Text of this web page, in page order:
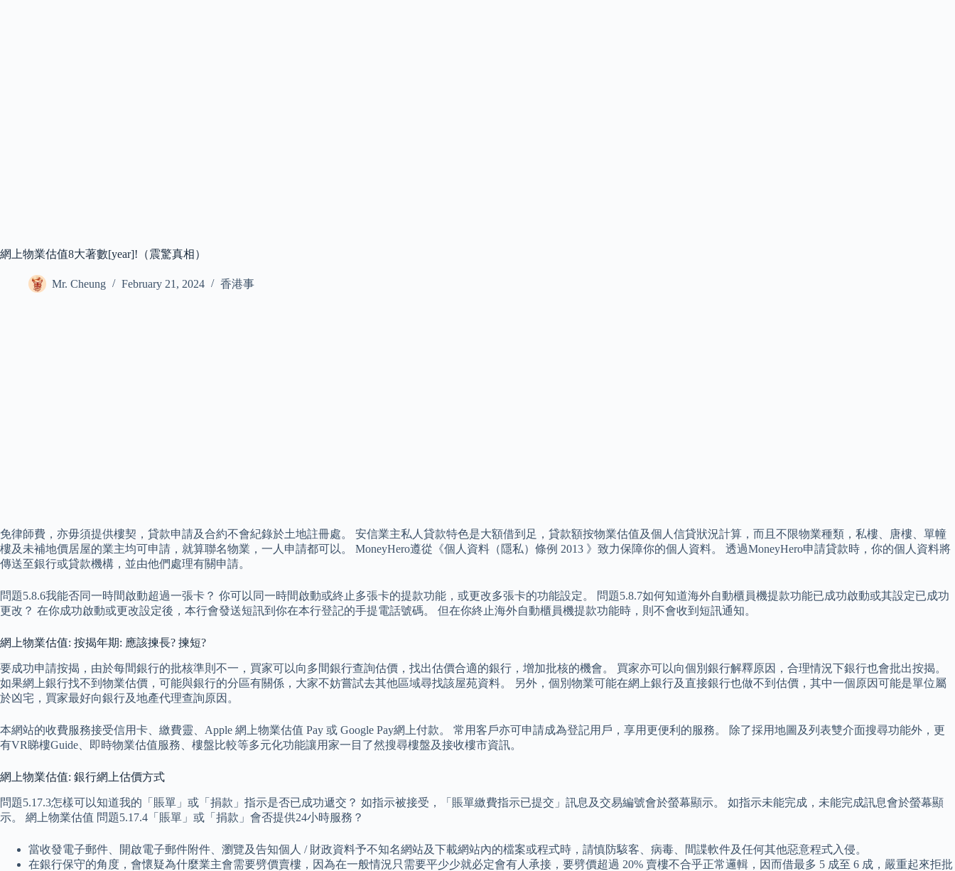
網上物業估值8大著數[year]!（震驚真相）
Mr. Cheung February 21, 2024 香港事
免律師費，亦毋須提供樓契，貸款申請及合約不會紀錄於土地註冊處。 安信業主私人貸款特色是大額借到足，貸款額按物業估值及個人信貸狀況計算，而且不限物業種類，私樓、唐樓、單幢
樓及未補地價居屋的業主均可申請，就算聯名物業，一人申請都可以。 MoneyHero遵從《個人資料（隱私）條例 2013 》致力保障你的個人資料。 透過MoneyHero申請貸款時，你的個人資料將
傳送至銀行或貸款機構，並由他們處理有關申請。
問題5.8.6我能否同一時間啟動超過一張卡？ 你可以同一時間啟動或終止多張卡的提款功能，或更改多張卡的功能設定。 問題5.8.7如何知道海外自動櫃員機提款功能已成功啟動或其設定已成功
更改？ 在你成功啟動或更改設定後，本行會發送短訊到你在本行登記的手提電話號碼。 但在你終止海外自動櫃員機提款功能時，則不會收到短訊通知。
網上物業估值: 按揭年期: 應該揀長? 揀短?
要成功申請按揭，由於每間銀行的批核準則不一，買家可以向多間銀行查詢估價，找出估價合適的銀行，增加批核的機會。 買家亦可以向個別銀行解釋原因，合理情況下銀行也會批出按揭。
如果網上銀行找不到物業估價，可能與銀行的分區有關係，大家不妨嘗試去其他區域尋找該屋苑資料。 另外，個別物業可能在網上銀行及直接銀行也做不到估價，其中一個原因可能是單位屬
於凶宅，買家最好向銀行及地產代理查詢原因。
本網站的收費服務接受信用卡、繳費靈、Apple 網上物業估值 Pay 或 Google Pay網上付款。 常用客戶亦可申請成為登記用戶，享用更便利的服務。 除了採用地圖及列表雙介面搜尋功能外，更
有VR睇樓Guide、即時物業估值服務、樓盤比較等多元化功能讓用家一目了然搜尋樓盤及接收樓市資訊。
網上物業估值: 銀行網上估價方式
問題5.17.3怎樣可以知道我的「賬單」或「捐款」指示是否已成功遞交？ 如指示被接受，「賬單繳費指示已提交」訊息及交易編號會於螢幕顯示。 如指示未能完成，未能完成訊息會於螢幕顯
示。 網上物業估值 問題5.17.4「賬單」或「捐款」會否提供24小時服務？
當收發電子郵件、開啟電子郵件附件、瀏覽及告知個人 / 財政資料予不知名網站及下載網站內的檔案或程式時，請慎防駭客、病毒、間諜軟件及任何其他惡意程式入侵。
在銀行保守的角度，會懷疑為什麼業主會需要劈價賣樓，因為在一般情況只需要平少少就必定會有人承接，要劈價超過 20% 賣樓不合乎正常邏輯，因而借最多 5 成至 6 成，嚴重起來拒批